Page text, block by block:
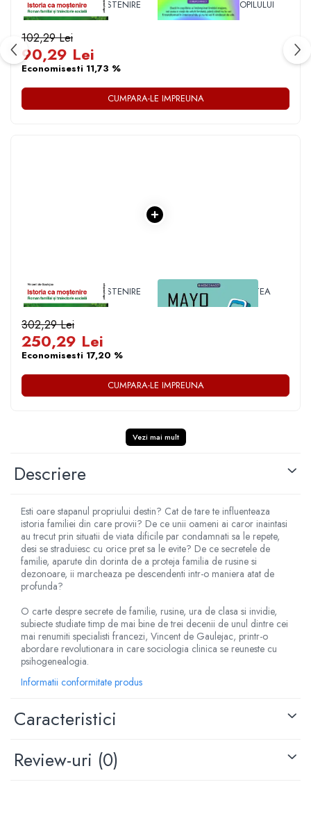
1 x ISTORIA CA MOSTENIRE 1 x VINDECAREA COPILULUI
INTERIOR
102,29 Lei
90,29 Lei
Economisesti 11,73 %
CUMPARA-LE IMPREUNA
1 x ISTORIA CA MOSTENIRE 1 x MAYO CLINIC. CARTEA
ESENTIALA DESPRE
302,29 Lei
250,29 Lei
Economisesti 17,20 %
CUMPARA-LE IMPREUNA
Vezi mai mult
Descriere
Esti oare stapanul propriului destin? Cat de tare te influenteaza
istoria familiei din care provii? De ce unii oameni ai caror inaintasi
au trecut prin situatii de viata dificile par condamnati sa le repete,
desi se straduiesc cu orice pret sa le evite? De ce secretele de
familie, aparute din dorinta de a proteja familia de rusine si
dezonoare, ii marcheaza pe descendenti intr-o maniera atat de
profunda?
O carte despre secrete de familie, rusine, ura de clasa si invidie,
subiecte studiate timp de mai bine de trei decenii de unul dintre cei
mai renumiti specialisti francezi, Vincent de Gaulejac, printr-o
abordare revolutionara in care sociologia clinica se reuneste cu
psihogenealogia.
Informatii conformitate produs
Caracteristici
Review-uri (0)